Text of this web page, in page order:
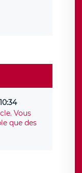
Vous
que des